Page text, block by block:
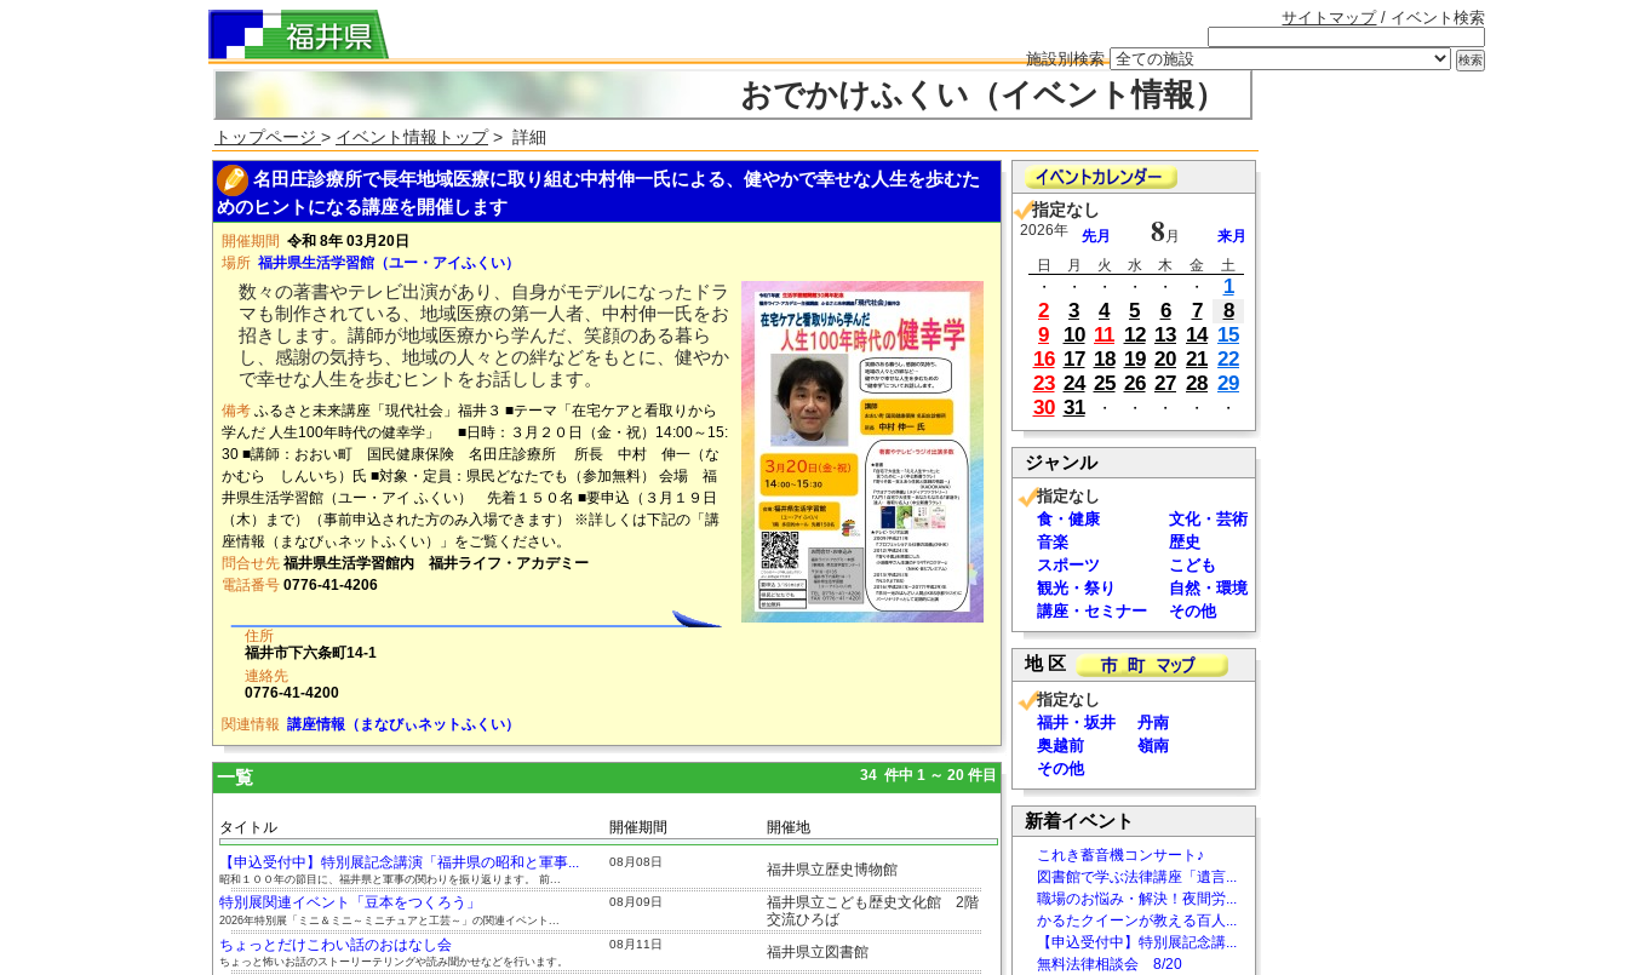
サイトマップ/ イベント検索
施設別検索
おでかけふくい（イベント情報）
トップページ > イベント情報トップ> 詳細
名田庄診療所で長年地域医療に取り組む中村伸一氏による、健やかで幸せな人生を歩むた
めのヒントになる講座を開催します
開催期間 令和 8年 03月20日
場所 福井県生活学習館（ユー・アイふくい）
数々の著書やテレビ出演があり、自身がモデルになったドラ
マも制作されている、地域医療の第一人者、中村伸一氏をお
招きします。講師が地域医療から学んだ、笑顔のある暮ら
し、感謝の気持ち、地域の人々との絆などをもとに、健やか
で幸せな人生を歩むヒントをお話しします。
備考 ふるさと未来講座「現代社会」福井３ ■テーマ「在宅ケアと看取りから
学んだ 人生100年時代の健幸学」 ■日時：３月２０日（金・祝）14:00～15:
30 ■講師：おおい町 国民健康保険 名田庄診療所 所長 中村 伸一（な
かむら しんいち）氏 ■対象・定員：県民どなたでも（参加無料） 会場 福
井県生活学習館（ユー・アイ ふくい） 先着１５０名 ■要申込（３月１９日
（木）まで）（事前申込された方のみ入場できます） ※詳しくは下記の「講
座情報（まなびぃネットふくい）」をご覧ください。
問合せ先 福井県生活学習館内 福井ライフ・アカデミー
電話番号 0776-41-4206
住所
福井市下六条町14-1
連絡先
0776-41-4200
関連情報 講座情報（まなびぃネットふくい）
一覧 34 件中 1 ～ 20 件目
タイトル 開催期間 開催地
【申込受付中】特別展記念講演「福井県の昭和と軍事... 08月08日 福井県立歴史博物館
昭和１００年の節目に、福井県と軍事の関わりを振り返ります。 前...
特別展関連イベント「豆本をつくろう」 08月09日
福井県立こども歴史文化館 2階
交流ひろば
2026年特別展「ミニ＆ミニ～ミニチュアと工芸～」の関連イベント...
ちょっとだけこわい話のおはなし会 08月11日 福井県立図書館
ちょっと怖いお話のストーリーテリングや読み聞かせなどを行います。
指定なし
2026年 先月 8 月
来月
日
月 火 水 木 金
土
・
・ ・ ・ ・ ・
1
2
3 4 5 6 7
8
9
10 11 12 13 14 15
16 17 18 19 20 21 22
23 24 25 26 27 28 29
30 31 ・ ・ ・ ・ ・
ジャンル
指定なし
食・健康
文化・芸術
音楽
歴史
スポーツ
こども
観光・祭り
自然・環境
講座・セミナー
その他
地 区
指定なし
福井・坂井
丹南
奥越前
嶺南
その他
新着イベント
これき蓄音機コンサート♪
図書館で学ぶ法律講座「遺言...
職場のお悩み・解決！夜間労...
かるたクイーンが教える百人...
【申込受付中】特別展記念講...
無料法律相談会 8/20